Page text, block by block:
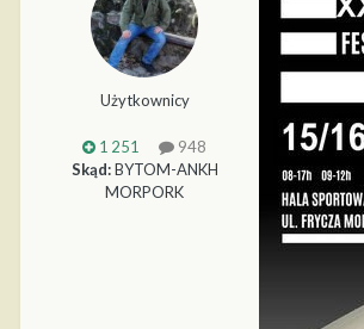
Użytkownicy
1 251
948
Skąd:BYTOM-ANKH
MORPORK